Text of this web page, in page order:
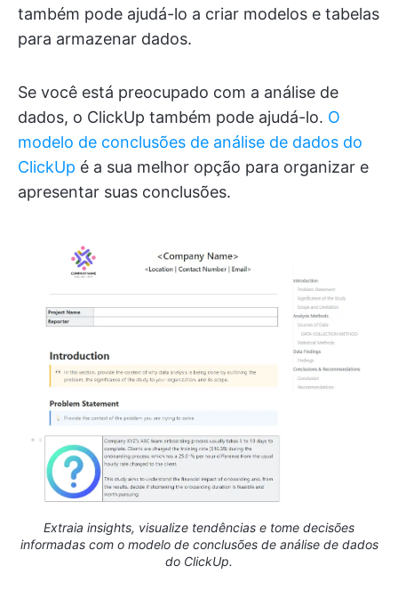
também pode ajudá-lo a criar modelos e tabelas
para armazenar dados.
Se você está preocupado com a análise de
dados, o ClickUp também pode ajudá-lo. O
modelo de conclusões de análise de dados do
ClickUp é a sua melhor opção para organizar e
apresentar suas conclusões.
Extraia insights, visualize tendências e tome decisões
informadas com o modelo de conclusões de análise de dados
do ClickUp.